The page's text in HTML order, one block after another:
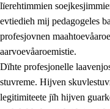
lïerehtimmien
evtiedieh mij pedagogeles
profesjovnen
aarvoevåaroemistie.
Dïhte profesjonelle
stuvreme. Hijven
legitimiteete jïh hijven